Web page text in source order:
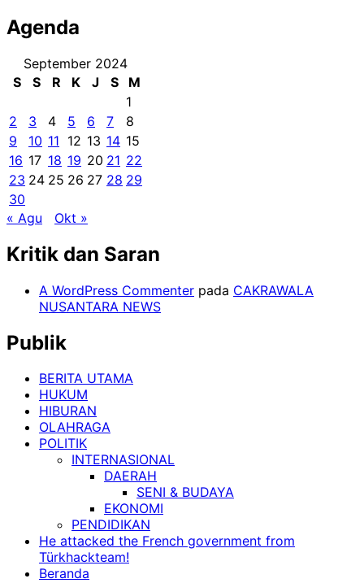
Agenda
September 2024
S
S R K J S
M
1
2
3 4 5 6 7
8
9
10 11 12 13 14 15
16 17 18 19 20 21 22
23 24 25 26 27 28 29
30
« Agu
Okt »
Kritik dan Saran
A WordPress Commenter pada CAKRAWALA
NUSANTARA NEWS
Publik
BERITA UTAMA
HUKUM
HIBURAN
OLAHRAGA
POLITIK
INTERNASIONAL
DAERAH
SENI & BUDAYA
EKONOMI
PENDIDIKAN
He attacked the French government from
Türkhackteam!
Beranda